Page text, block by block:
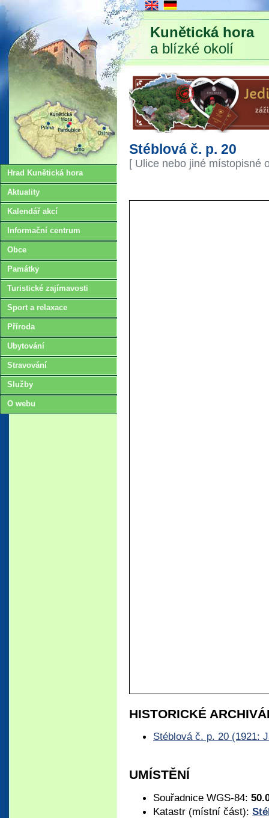
Kunětická hora
a blízké okolí
Hrad Kunětická hora
Aktuality
Kalendář akcí
Informační centrum
Obce
Památky
Turistické zajímavosti
Sport a relaxace
Příroda
Ubytování
Stravování
Služby
O webu
Stéblová č. p. 20
[ Ulice nebo jiné místopisné
HISTORICKÉ
Stéblová č. p. 20 (1921:
UMÍSTĚNÍ
Souřadnice WGS-84:
Katastr (místní část):